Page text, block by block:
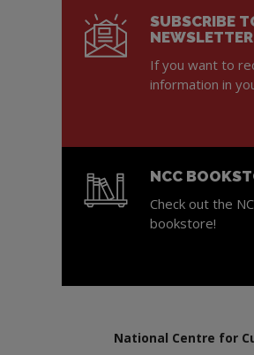
SUBSCRIBE
NEWSLETTER
If you want to
information in
NCC
Check out the
bookstore!
National Centre for